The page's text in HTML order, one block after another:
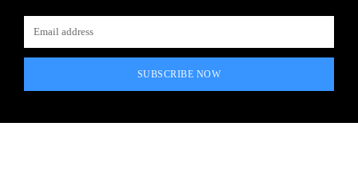
SUBSCRIBE NOW